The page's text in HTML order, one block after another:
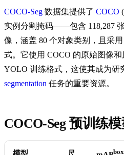
COCO-Seg 数据集提供了 COCO
实例分割掩码——包含 118,287
像，涵盖 80 个对象类别，且采用
式。它使用 COCO 的原始图像
YOLO 训练格式，这使其成为研
segmentation 任务的重要资源。
COCO-Seg 预训练
box